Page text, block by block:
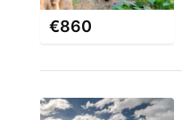
€860